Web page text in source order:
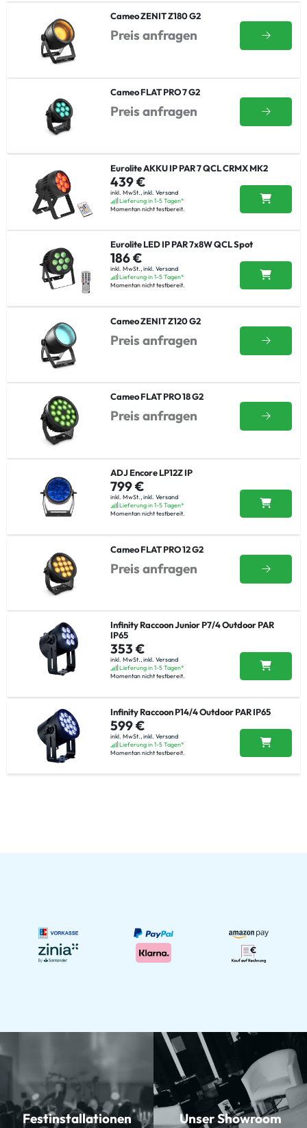
Cameo ZENIT Z180 G2
Preis anfragen
Cameo FLAT PRO 7 G2
Preis anfragen
Eurolite AKKU IP PAR 7 QCL CRMX MK2
439 €
inkl. MwSt., inkl. Versand
Lieferung in 1-5 Tagen*
Momentan nicht testbereit.
Eurolite LED IP PAR 7x8W QCL Spot
186 €
inkl. MwSt.,inkl. Versand
Lieferung in 1-5 Tagen*
Momentan nicht testbereit.
Cameo ZENIT Z120 G2
Preis anfragen
Cameo FLAT PRO 18 G2
Preis anfragen
ADJ Encore LP12Z IP
799 €
inkl. MwSt.,inkl. Versand
Lieferung in 1-5 Tagen*
Momentan nicht testbereit.
Cameo FLAT PRO 12 G2
Preis anfragen
Infinity Raccoon Junior P7/4 Outdoor PAR
IP65
353 €
inkl. MwSt.,inkl. Versand
Lieferung in 1-5 Tagen*
Momentan nicht testbereit.
Infinity Raccoon P14/4 Outdoor PAR IP65
599 €
inkl. MwSt., inkl. Versand
Lieferung in 1-5 Tagen*
Momentan nicht testbereit.
Festinstallationen Unser Showroom